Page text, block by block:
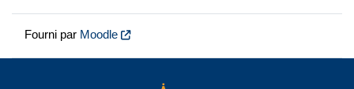
Fourni par Moodle